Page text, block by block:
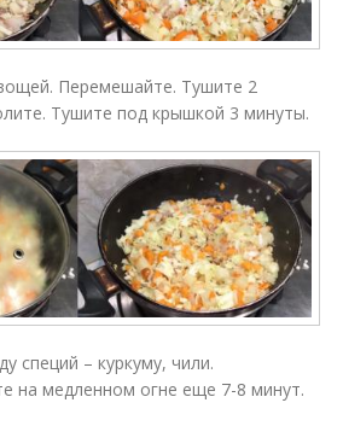
Перемешайте. Тушите 2
Тушите под крышкой 3 минуты.
специй – куркуму, чили.
на медленном огне еще 7-8 минут.